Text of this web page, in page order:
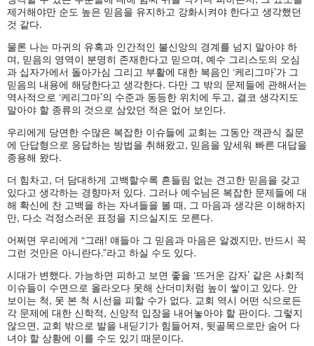
제거해야만 순도 높은 믿음을 유지하고 강화시켜야 한다고 생각했던
것 같다.
물론 나는 마귀의 유혹과 인간적인 불신앙의 경계를 넘지 말아야 하
며, 믿음의 영역이 분명히 존재한다고 믿으며, 예수 그리스도의 오심
과 십자가에서 돌아가심 그리고 부활에 대한 복음인 ‘케리그마’가 그
믿음의 내용에 해당한다고 생각한다. 다만 그 밖의 문제들에 관해서는
역사적으로 ‘케리그마’의 수준과 동등한 위치에 두고, 결코 생각지도
말아야 할 종류의 것으로 삼았던 적은 없어 보인다.
우리에게 당면한 수많은 복잡한 이슈들에 교회는 그동안 객관식 질문
에 단답형으로 응답하는 방법을 취해왔고, 믿음을 앞세워 빠른 대답을
종용해 왔다.
더 힘차고, 더 담대하게 고백할수록 흔들림 없는 견고한 믿음을 갖고
있다고 생각하는 경향마저 있다. 그러나 예수님은 복잡한 문제들에 대
해 확신에 찬 고백을 하는 자녀들을 볼 때, 그 마음과 생각은 이해하지
만, 다소 걱정스러운 표정을 지으실지도 모른다.
어쩌면 우리에게 “그래! 얘들아 그 믿음과 마음은 알겠지만, 반드시 꼭
그런 것만은 아니란다.”라고 하실 수도 있다.
시대가 변했다. 가능하면 피하고 보면 좋을 ‘뜨거운 감자’ 같은 사회적
이슈들이 수면으로 올라오다 못해 산더미처럼 높이 쌓이고 있다. 안
보이는 척, 못 본 척 시선을 피할 수가 없다. 교회 역시 어떤 식으로든
각 문제에 대한 신학적, 신앙적 입장을 내어놓아야 할 판이다. 그렇지
않으면, 교회 밖으로 발을 내딛기가 힘들어져, 뒷골목으로만 숨어 다
녀야 할 상황에 이를 수도 있기 때문이다.